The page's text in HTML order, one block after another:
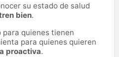
su estado de salud
bien.
para quienes tienen
para quienes quieren
proactiva.